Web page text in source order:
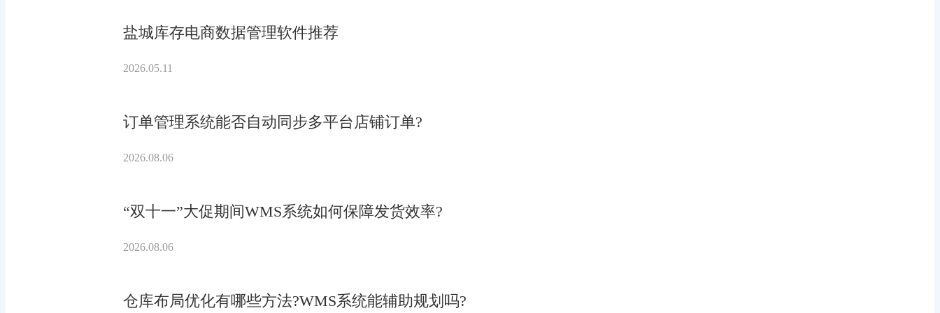
盐城库存电商数据管理软件推荐
2026.05.11
订单管理系统能否自动同步多平台店铺订单?
2026.08.06
“双十一”大促期间WMS系统如何保障发货效率?
2026.08.06
仓库布局优化有哪些方法?WMS系统能辅助规划吗?